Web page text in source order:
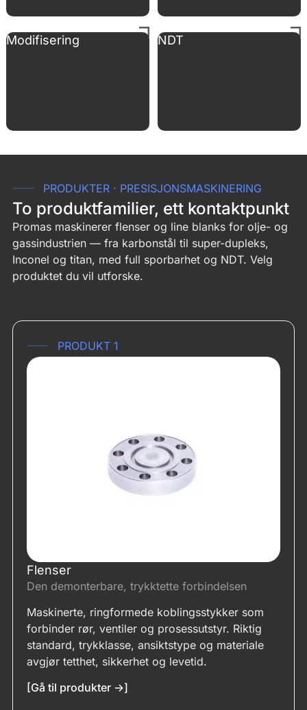
Modifisering NDT
PRODUKTER · PRESISJONSMASKINERING
To produktfamilier, ett kontaktpunkt
Promas maskinerer flenser og line blanks for olje- og
gassindustrien — fra karbonstål til super-dupleks,
Inconel og titan, med full sporbarhet og NDT. Velg
produktet du vil utforske.
PRODUKT 1
Flenser
Den demonterbare, trykktette forbindelsen
Maskinerte, ringformede koblingsstykker som
forbinder rør, ventiler og prosessutstyr. Riktig
standard, trykklasse, ansiktstype og materiale
avgjør tetthet, sikkerhet og levetid.
[Gå til produkter ->]